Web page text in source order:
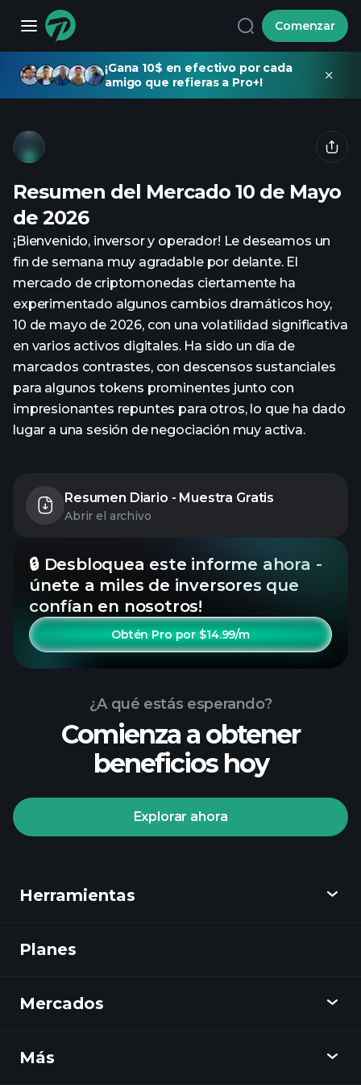
Comenzar
¡Gana 10$ en efectivo por cada
amigo que refieras a Pro+!
Resumen del Mercado 10 de Mayo
de 2026
¡Bienvenido, inversor y operador! Le deseamos un
fin de semana muy agradable por delante. El
mercado de criptomonedas ciertamente ha
experimentado algunos cambios dramáticos hoy,
10 de mayo de 2026, con una volatilidad significativa
en varios activos digitales. Ha sido un día de
marcados contrastes, con descensos sustanciales
para algunos tokens prominentes junto con
impresionantes repuntes para otros, lo que ha dado
lugar a una sesión de negociación muy activa.
Resumen Diario - Muestra Gratis
Abrir el archivo
🔒 Desbloquea este informe ahora -
únete a miles de inversores que
confían en nosotros!
Obtén Pro por $14.99/m
¿A qué estás esperando?
Comienza a obtener
beneficios hoy
Explorar ahora
Herramientas
Descubrir
Noticias
Planes
Mercados
Resumen
Más